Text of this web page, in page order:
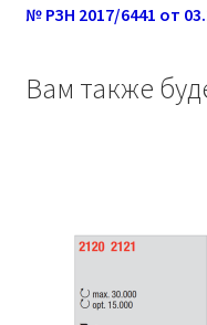
№ РЗН 2017/6441 от
Вам также